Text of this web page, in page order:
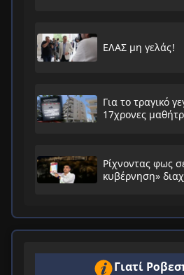
ΕΛΑΣ μη γελάς!
Για το τραγικό
17χρονες
Ρίχνοντας φως
κυβέρνηση»
Γιατί